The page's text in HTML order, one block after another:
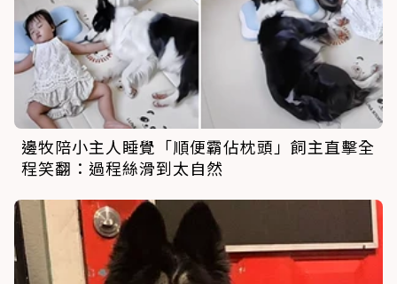
邊牧陪小主人睡覺「順便霸佔枕頭」飼主直擊全
程笑翻：過程絲滑到太自然